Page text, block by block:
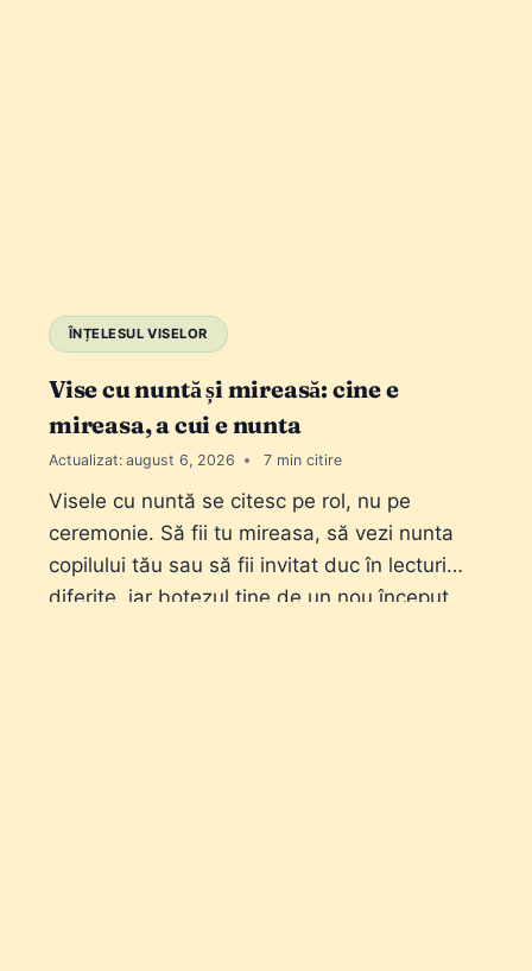
ÎNȚELESUL VISELOR
Vise cu nuntă și mireasă: cine e
mireasa, a cui e nunta
Actualizat: august 6, 2026 7
Visele cu nuntă se citesc pe rol, nu pe
ceremonie. Să fii tu mireasa, să vezi nunta
copilului tău sau să fii invitat duc în lecturi
diferite, iar botezul ține de un nou început.